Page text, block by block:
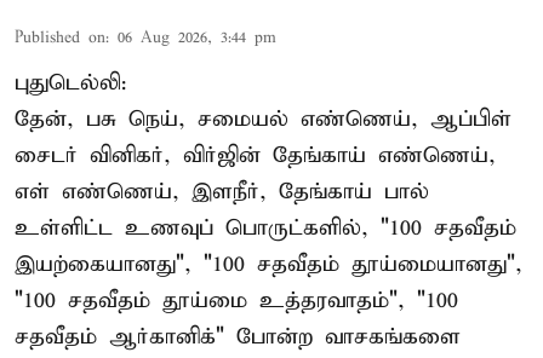
Published on: 06 Aug 2026, 3:44 pm
புதுடெல்லி:
தேன், பசு நெய், சமையல் எண்ணெய், ஆப்பிள்
சைடர் வினிகர், விர்ஜின் தேங்காய் எண்ணெய்,
எள் எண்ணெய், இளநீர், தேங்காய் பால்
உள்ளிட்ட உணவுப் பொருட்களில், "100 சதவீதம்
இயற்கையானது", "100 சதவீதம் தூய்மையானது",
"100 சதவீதம் தூய்மை உத்தரவாதம்", "100
சதவீதம் ஆர்கானிக்" போன்ற வாசகங்களை